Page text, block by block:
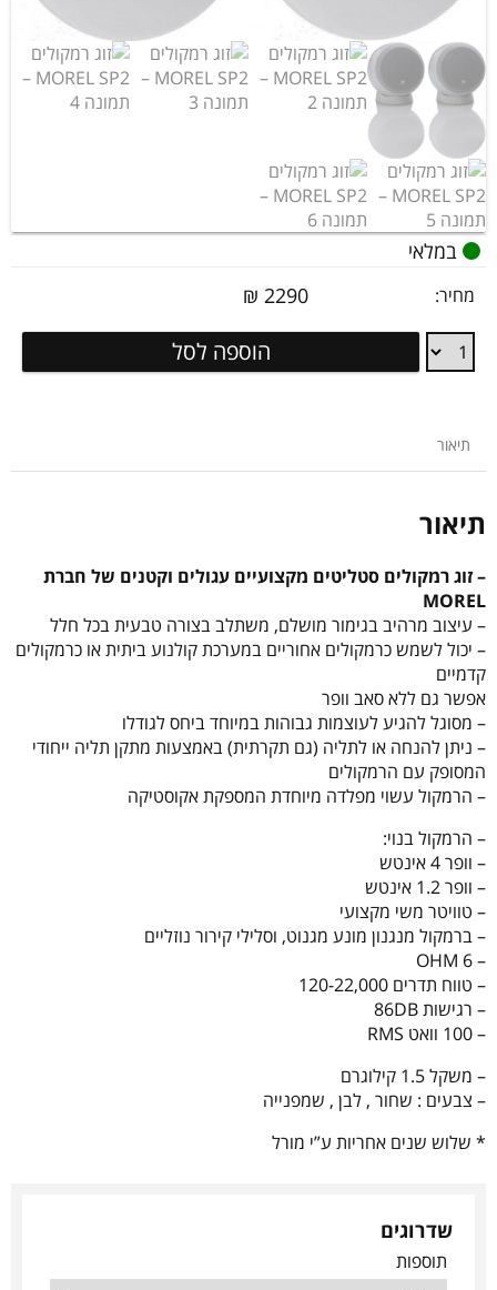
במלאי
מחיר: 2290
₪
זוג
רמקולים
הוספה לסל
תיאור
תיאור
– זוג רמקולים סטליטים מקצועיים עגולים וקטנים של חברת
MOREL
– עיצוב מרהיב בגימור מושלם, משתלב בצורה טבעית בכל חלל
– יכול לשמש כרמקולים אחוריים במערכת קולנוע ביתית או כרמקולים
קדמיים
אפשר גם ללא סאב וופר
– מסוגל להגיע לעוצמות גבוהות במיוחד ביחס לגודלו
– ניתן להנחה או לתליה (גם תקרתית) באמצעות מתקן תליה ייחודי
המסופק עם הרמקולים
– הרמקול עשוי מפלדה מיוחדת המספקת אקוסטיקה
– הרמקול בנוי:
– וופר 4 אינטש
– וופר 1.2 אינטש
– טוויטר משי מקצועי
– ברמקול מנגנון מונע מגנוט, וסלילי קירור נוזליים
– 6 OHM
– טווח תדרים 120-22,000
– רגישות 86DB
– 100 וואט RMS
– משקל 1.5 קילוגרם
– צבעים : שחור , לבן , שמפנייה
* שלוש שנים אחריות ע”י מורל
שדרוגים
תוספות